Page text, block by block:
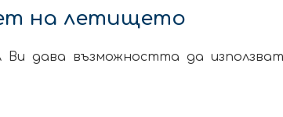
на летището
Ви дава възможността да